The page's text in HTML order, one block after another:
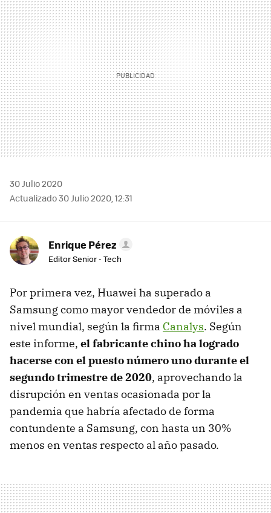
MAIL
30 Julio 2020
Actualizado 30 Julio 2020, 12:31
Enrique Pérez
Editor Senior - Tech
Por primera vez, Huawei ha superado a
Samsung como mayor vendedor de móviles a
nivel mundial, según la firma Canalys. Según
este informe, el fabricante chino ha logrado
hacerse con el puesto número uno durante el
segundo trimestre de 2020, aprovechando la
disrupción en ventas ocasionada por la
pandemia que habría afectado de forma
contundente a Samsung, con hasta un 30%
menos en ventas respecto al año pasado.